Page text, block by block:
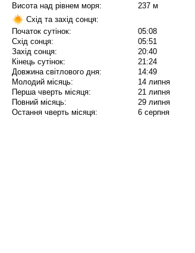
Висота над рівнем моря:
237 м
Схід та захід сонця:
Початок сутінок:
05:08
Схід сонця:
05:51
Захід сонця:
20:40
Кінець сутінок:
21:24
Довжина світлового дня:
14:49
Молодий місяць:
14 липня
Перша чверть місяця:
21 липня
Повний місяць:
29 липня
Остання чверть місяця:
6 серпня